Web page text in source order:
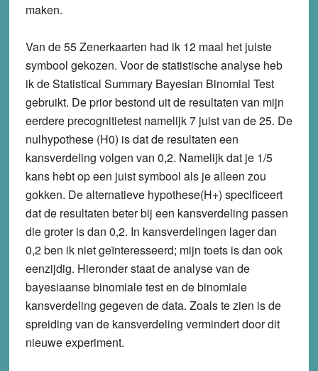
maken.
Van de 55 Zenerkaarten had ik 12 maal het juiste
symbool gekozen. Voor de statistische analyse heb
ik de Statistical Summary Bayesian Binomial Test
gebruikt. De prior bestond uit de resultaten van mijn
eerdere precognitietest namelijk 7 juist van de 25. De
nulhypothese (H0) is dat de resultaten een
kansverdeling volgen van 0,2. Namelijk dat je 1/5
kans hebt op een juist symbool als je alleen zou
gokken. De alternatieve hypothese(H+) specificeert
dat de resultaten beter bij een kansverdeling passen
die groter is dan 0,2. In kansverdelingen lager dan
0,2 ben ik niet geïnteresseerd; mijn toets is dan ook
eenzijdig. Hieronder staat de analyse van de
bayesiaanse binomiale test en de binomiale
kansverdeling gegeven de data. Zoals te zien is de
spreiding van de kansverdeling vermindert door dit
nieuwe experiment.